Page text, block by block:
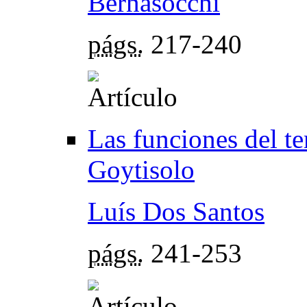
págs. 217-240
Las funciones del
Goytisolo
Luís Dos Santos
págs. 241-253